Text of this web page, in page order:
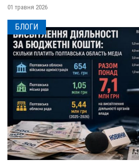
01 травня 2026
БЛОГИ